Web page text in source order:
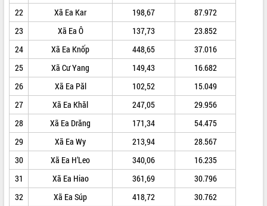
UBND tỉnh Đắk Lắk triển khai nhiệm
vụ 6 tháng cuối năm 2026
Kỳ họp thứ Hai, Hội đồng nhân dân
tỉnh khóa XI quyết nghị nhiều nội dung
quan trọng
Bí thư Tỉnh ủy Lương Nguyễn Minh
Triết thăm, tặng quà người có công với
cách mạng
Rà soát, hoàn thiện hệ thống thiết chế
văn hóa, thể thao đáp ứng yêu cầu
phát triển mới
Thường trực HĐND tỉnh Đắk Lắk gặp
mặt Đoàn chuyên gia y tế TP. Hồ Chí
Minh
Lễ truy điệu và an táng hài cốt liệt sĩ
tại Nghĩa trang Liệt sĩ xã Sơn Hòa
ALBUM ẢNH
LIÊN KẾT WEB
22
Xã Ea Kar 198,67
87.972
23
Xã Ea Ô 137,73
23.852
24
Xã Ea Knốp 448,65
37.016
25
Xã Cư Yang 149,43
16.682
26
Xã Ea Păl 102,52
15.049
27
Xã Ea Khăl 247,05
29.956
28
Xã Ea Drăng 171,34
54.475
29
Xã Ea Wy 213,94
28.567
30
Xã Ea H’Leo 340,06
16.235
31
Xã Ea Hiao 361,69
30.796
32
Xã Ea Súp 418,72
30.762